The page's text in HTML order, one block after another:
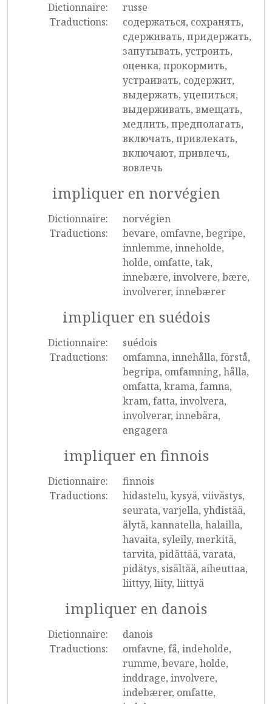
Dictionnaire:
russe
Traductions:
содержаться, сохранять,
сдерживать, придержать,
запутывать, устроить,
оценка, прокормить,
устраивать, содержит,
выдержать, уцепиться,
выдерживать, вмещать,
медлить, предполагать,
включать, привлекать,
включают, привлечь,
вовлечь
impliquer en norvégien
Dictionnaire:
norvégien
Traductions:
bevare, omfavne, begripe,
innlemme, inneholde,
holde, omfatte, tak,
innebære, involvere, bære,
involverer, innebærer
impliquer en suédois
Dictionnaire:
suédois
Traductions:
omfamna, innehålla, förstå,
begripa, omfamning, hålla,
omfatta, krama, famna,
kram, fatta, involvera,
involverar, innebära,
engagera
impliquer en finnois
Dictionnaire:
finnois
Traductions:
hidastelu, kysyä, viivästys,
seurata, varjella, yhdistää,
älytä, kannatella, halailla,
havaita, syleily, merkitä,
tarvita, pidättää, varata,
pidätys, sisältää, aiheuttaa,
liittyy, liity, liittyä
impliquer en danois
Dictionnaire:
danois
Traductions:
omfavne, få, indeholde,
rumme, bevare, holde,
inddrage, involvere,
indebærer, omfatte,